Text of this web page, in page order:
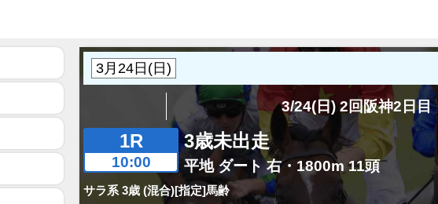
3/24(日) 2回阪神2日目
1R
10:00
3歳未出走
平地 ダート 右・1800m 11頭
サラ系 3歳 (混合)[指定]馬齢